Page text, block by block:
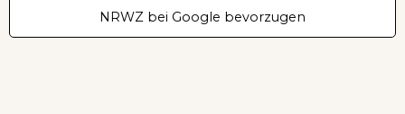
NRWZ bei Google bevorzugen